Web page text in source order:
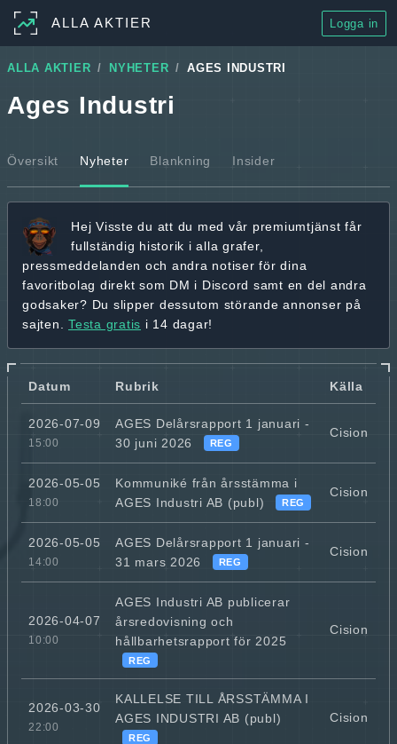
ALLA AKTIER Logga in
ALLA AKTIER NYHETER AGES INDUSTRI
Ages Industri
Översikt Nyheter Blankning Insider
Hej Visste du att du med vår premiumtjänst får
fullständig historik i alla grafer,
pressmeddelanden och andra notiser för dina
favoritbolag direkt som DM i Discord samt en del andra
godsaker? Du slipper dessutom störande annonser på
sajten. Testa gratis i 14 dagar!
Datum Rubrik Källa
2026-07-09
15:00
AGES Delårsrapport 1 januari -
30 juni 2026
REG
Cision
2026-05-05
18:00
Kommuniké från årsstämma i
AGES Industri AB (publ)
REG
Cision
2026-05-05
14:00
AGES Delårsrapport 1 januari -
31 mars 2026
REG
Cision
2026-04-07
10:00
AGES Industri AB publicerar
årsredovisning och
hållbarhetsrapport för 2025
REG
Cision
2026-03-30
22:00
KALLELSE TILL ÅRSSTÄMMA I
AGES INDUSTRI AB (publ)
REG
Cision